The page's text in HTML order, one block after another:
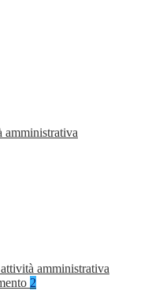
amministrativa
amministrativa
2